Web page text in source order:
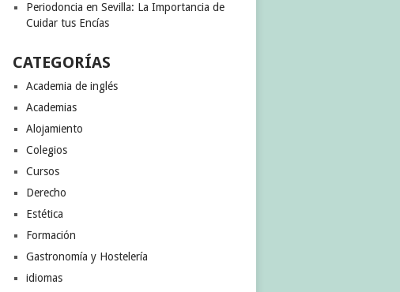
Periodoncia en Sevilla: La Importancia de
Cuidar tus Encías
CATEGORÍAS
Academia de inglés
Academias
Alojamiento
Colegios
Cursos
Derecho
Estética
Formación
Gastronomía y Hostelería
idiomas